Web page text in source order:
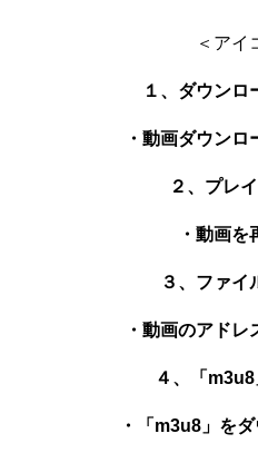
＜アイ
１、ダウンロ
・動画ダウン
２、プレ
・動画を
３、ファイ
・動画のアド
４、「
・「m3u8」を